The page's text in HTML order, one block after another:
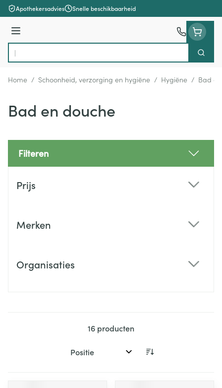
Ga naar de inhoud
Apothekersadvies Snelle beschikbaarheid
Menu
Product, merk, categorie...
Zoek
Home / Schoonheid, verzorging en hygiëne / Hygiëne / Bad
Bad en douche
Filteren
Prijs
Merken
Organisaties
16 producten
Sorteer op: